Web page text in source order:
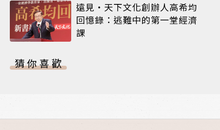
遠見‧天下文化創辦人高希均
回憶錄：逃難中的第一堂經濟
課
猜你喜歡